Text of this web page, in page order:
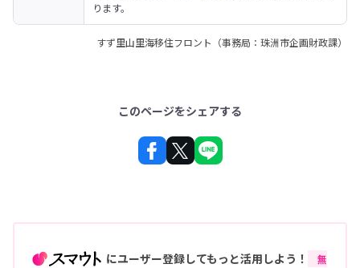
ります。
すず里山里海移住フロント（事務局：珠洲市企画財政課）
このページをシェアする
にユーザー登録してもっと活用しよう！
無